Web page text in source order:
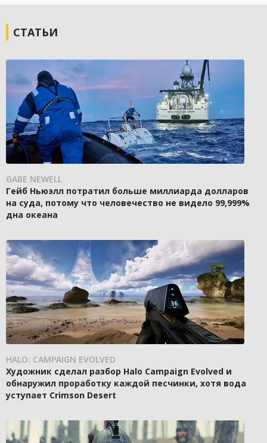
СТАТЬИ
GABE NEWELL
Гейб Ньюэлл потратил больше миллиарда долларов
на суда, потому что человечество не видело 99,999%
дна океана
HALO: CAMPAIGN EVOLVED
Художник сделал разбор Halo Campaign Evolved и
обнаружил проработку каждой песчинки, хотя вода
уступает Crimson Desert